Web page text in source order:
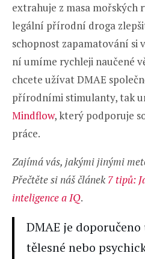
extrahuje z masa mořských
legální přírodní droga
schopnost zapamatování si
ní umíme rychleji naučené
chcete užívat DMAE
přírodními stimulanty, tak
Mindflow, který podporuje
práce.
Zajímá vás, jakými jinými
Přečtěte si náš článek 7 tipů:
inteligence a IQ.
DMAE je
tělesné nebo